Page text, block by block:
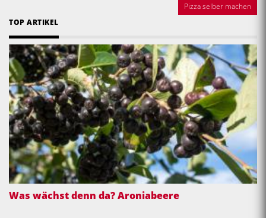
Pizza selber machen
TOP ARTIKEL
Was wächst denn da? Aroniabeere